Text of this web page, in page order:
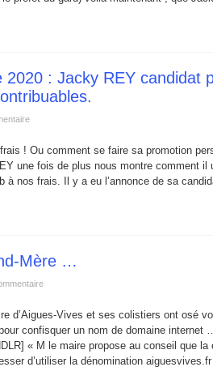
2020 : Jacky REY candidat
! Ou comment se faire sa promotion
une fois de plus nous montre comment il
à nos frais. Il y a eu l’annonce de sa
Mère …
d’Aigues-Vives et ses colistiers ont osé
confisquer un nom de domaine internet
« M le maire propose au conseil que
d’utiliser la dénomination